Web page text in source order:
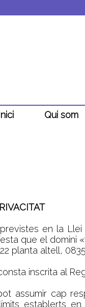
Qui som
en la
que el domini «
planta altell,
inscrita al
assumir cap
establerts